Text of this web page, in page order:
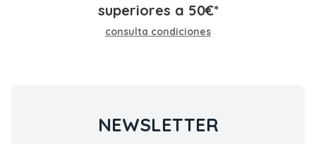
superiores a 50€*
consulta condiciones
NEWSLETTER